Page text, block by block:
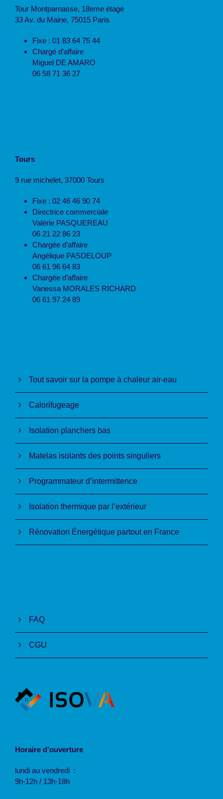
Tour Montparnasse, 18eme étage
33 Av. du Maine, 75015 Paris
Fixe : 01 83 64 75 44
Chargé d’affaire
Miguel DE AMARO
06 58 71 36 27
Tours
9 rue michelet, 37000 Tours
Fixe : 02 46 46 90 74
Directrice commerciale
Valérie PASQUEREAU
06 21 22 86 23
Chargée d’affaire
Angélique PASDELOUP
06 61 96 64 83
Chargée d’affaire
Vanessa MORALES RICHARD
06 61 97 24 89
Tout savoir sur la pompe à chaleur air-eau
Calorifugeage
Isolation planchers bas
Matelas isolants des points singuliers
Programmateur d’intermittence
Isolation thermique par l’extérieur
Rénovation Énergétique partout en France
FAQ
CGU
Horaire d’ouverture
lundi au vendredi :
9h-12h / 13h-18h